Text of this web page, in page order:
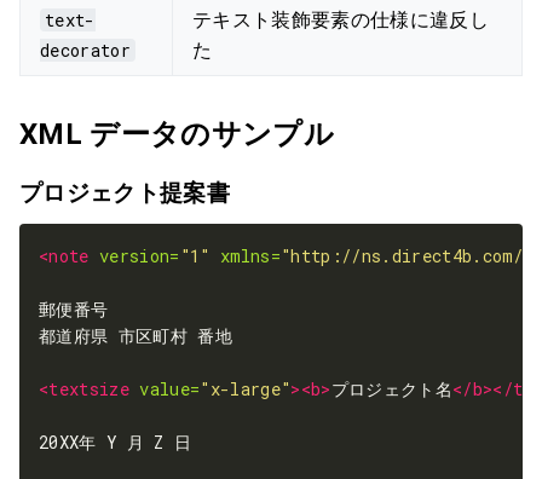
text-
decorator
テキスト装飾要素の仕様に違反し
た
XML データのサンプル
プロジェクト提案書
<note version= "1" xmlns="http://ns.direct4b.com/
都道府県 市区町村 番地
<textsize value="x-large"><b>プロジェクト名</b></